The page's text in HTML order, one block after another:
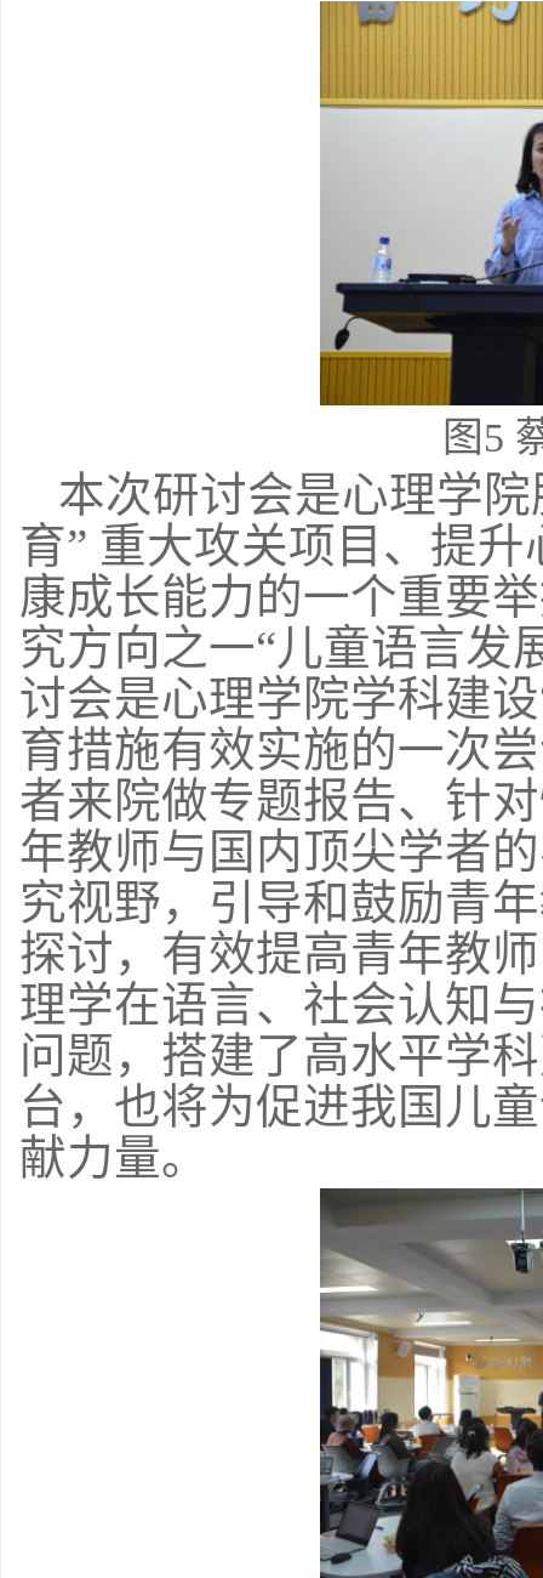
图 5
本次研讨会是心理学
育” 重大攻关项目、提
康成长能力的一个重要
究方向之一“儿童语言发
讨会是心理学院学科建
育措施有效实施的一次
者来院做专题报告、针
年教师与国内顶尖学者
究视野，引导和鼓励青
探讨，有效提高青年教
理学在语言、社会认知
问题，搭建了高水平学
台，也将为促进我国儿
献力量。